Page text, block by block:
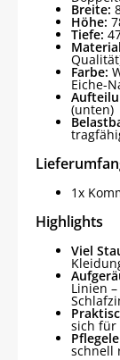
Breite:
Höhe:
Tiefe:
Farbe:
Eiche-
(unten)
1x
Highlights
Viel
Linien
sich für
schnell